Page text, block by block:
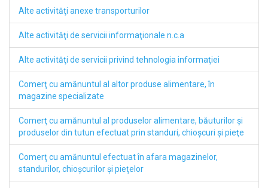
Alte activităţi anexe transporturilor
Alte activităţi de servicii informaţionale n.c.a
Alte activităţi de servicii privind tehnologia informaţiei
Comerţ cu amănuntul al altor produse alimentare, în
magazine specializate
Comerţ cu amănuntul al produselor alimentare, băuturilor şi
produselor din tutun efectuat prin standuri, chioşcuri şi pieţe
Comerţ cu amănuntul efectuat în afara magazinelor,
standurilor, chioşcurilor şi pieţelor